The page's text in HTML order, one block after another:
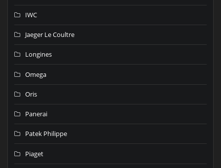
IWC
Jaeger Le Coultre
Longines
Omega
Oris
Panerai
Patek Philippe
Piaget